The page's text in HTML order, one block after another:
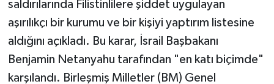
saldırılarında Filistinlilere şiddet uygulayan
aşırılıkçı bir kurumu ve bir kişiyi yaptırım listesine
aldığını açıkladı. Bu karar, İsrail Başbakanı
Benjamin Netanyahu tarafından "en katı biçimde"
karşılandı. Birleşmiş Milletler (BM) Genel